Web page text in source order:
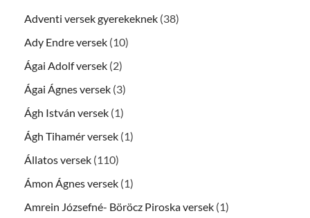
Adventi versek gyerekeknek (38)
Ady Endre versek (10)
Ágai Adolf versek (2)
Ágai Ágnes versek (3)
Ágh István versek (1)
Ágh Tihamér versek (1)
Állatos versek (110)
Ámon Ágnes versek (1)
Amrein Józsefné- Böröcz Piroska versek (1)